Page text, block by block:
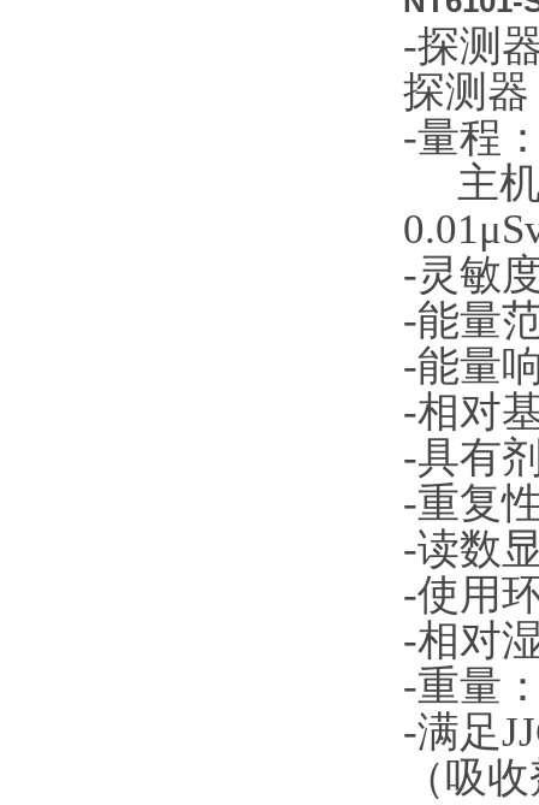
-探测
探测器
-量程
主机
-灵敏
-能量
-能量
-相对
-具有
-重复
-读数
-使用
-相对
-重量
-满足
（吸